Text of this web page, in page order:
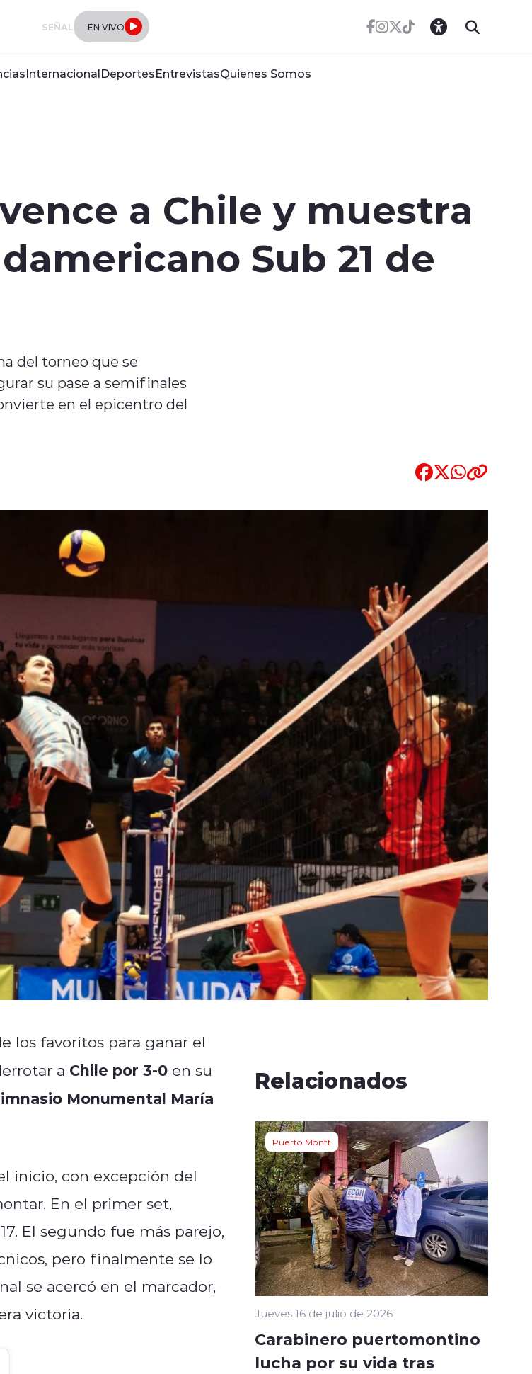
SEÑAL EN VIVO
InternacionalDeportesEntrevistasQuienes Somos
a Chile y muestra
Sub 21 de
del torneo que se
su pase a semifinales
en el epicentro del
los favoritos para ganar el
a Chile por 3-0 en su
Monumental María
inicio, con excepción del
En el primer set,
El segundo fue más parejo,
pero finalmente se lo
se acercó en el marcador,
victoria.
Relacionados
Puerto Montt
Jueves 16 de julio de 2026
Carabinero puertomontino
lucha por su vida tras